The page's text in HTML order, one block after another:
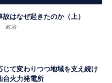
故はなぜ起きたのか（上）
.政治
じて変わりつつ地域を支え続け
台火力発電所